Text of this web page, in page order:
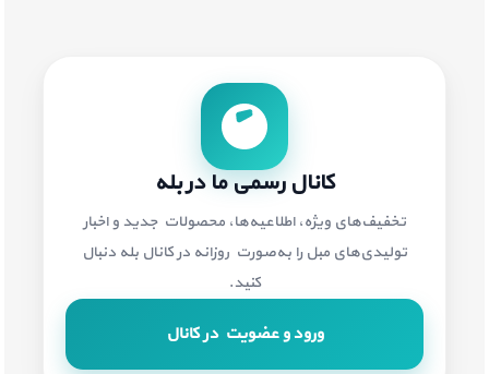
کانال رسمی ما در بله
تخفیف‌های ویژه، اطلاعیه‌ها، محصولات جدید و اخبار
تولیدی‌های مبل را به‌صورت روزانه در کانال بله دنبال
کنید.
ورود و عضویت در کانال